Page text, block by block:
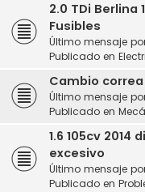
2.0 TDi
Fusibles
Último mensaje
Publicado en
Cambio
Último mensaje
Publicado en
1.6 105cv
excesivo
Último mensaje
Publicado en